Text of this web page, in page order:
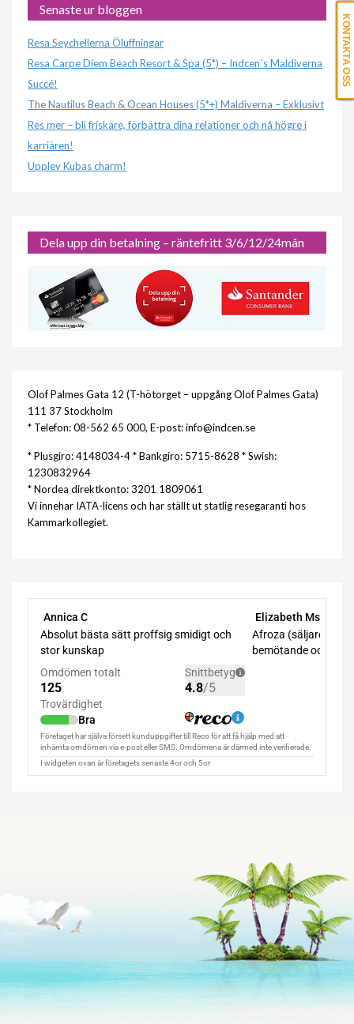
Senaste ur bloggen
Resa Seychellerna Öluffningar
Resa Carpe Diem Beach Resort & Spa (5*) – Indcen´s Maldiverna
Succé!
The Nautilus Beach & Ocean Houses (5*+) Maldiverna – Exklusivt
Res mer – bli friskare, förbättra dina relationer och nå högre i
karriären!
Upplev Kubas charm!
Dela upp din betalning – räntefritt 3/6/12/24mån
Olof Palmes Gata 12 (T-hötorget – uppgång Olof Palmes Gata)
111 37 Stockholm
* Telefon: 08-562 65 000, E-post: info@indcen.se
* Plusgiro: 4148034-4 * Bankgiro: 5715-8628 * Swish:
1230832964
* Nordea direktkonto: 3201 1809061
Vi innehar IATA-licens och har ställt ut statlig resegaranti hos
Kammarkollegiet.
KONTAKTA OSS